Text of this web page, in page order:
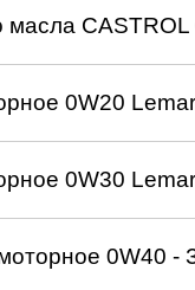
CASTROL
0W20
0W30
0W40 -